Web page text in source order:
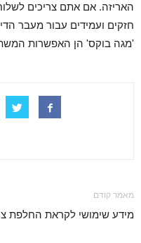
האריזה. אם אתם צריכים
חזקים ועמידים עבור מעבר
'מגה בוקס' הן האפשרות
מאמר קודם
מידע שימושי לקראת החלפת